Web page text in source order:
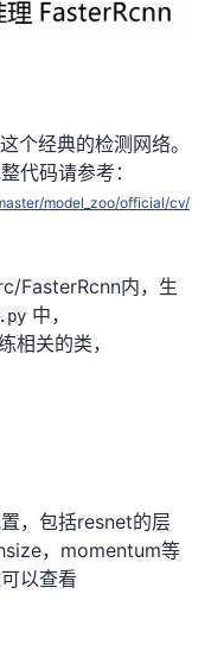
个经典的检测网络。
代码请参考：
model_zoo/official/cv/
FasterRcnn内，生
中，
相关的类，
，包括resnet的层
，momentum等
以查看